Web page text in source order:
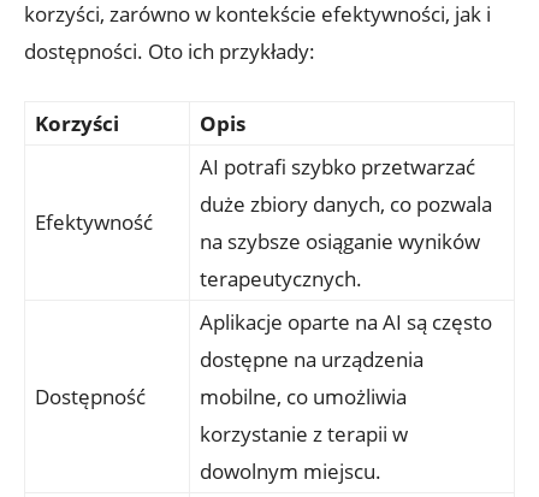
korzyści, zarówno w kontekście efektywności, jak i
dostępności. Oto ich przykłady:
Korzyści Opis
Efektywność
AI potrafi szybko przetwarzać
duże zbiory danych, co pozwala
na szybsze osiąganie wyników
terapeutycznych.
Dostępność
Aplikacje oparte na AI są często
dostępne na urządzenia
mobilne, co umożliwia
korzystanie z terapii w
dowolnym miejscu.